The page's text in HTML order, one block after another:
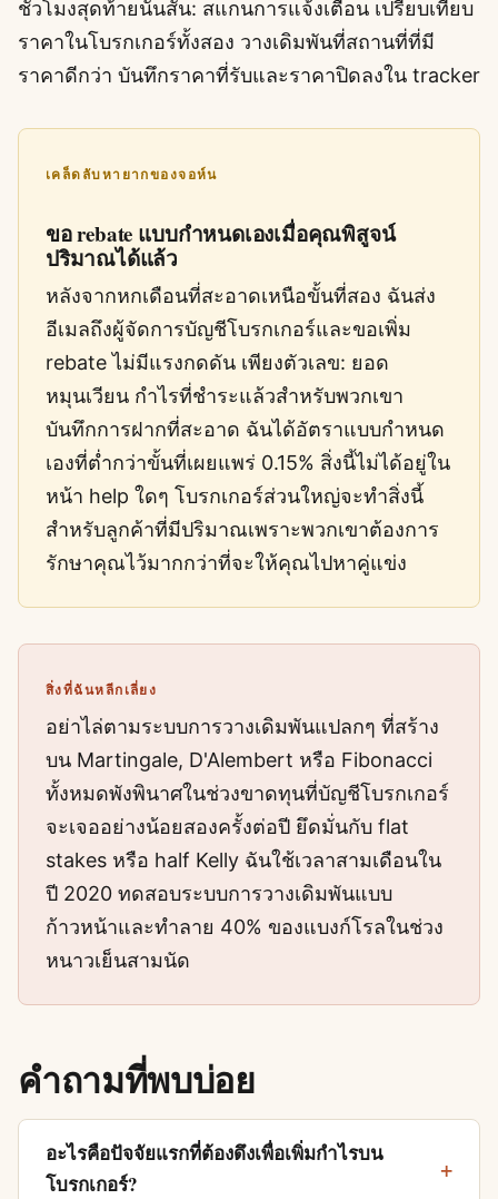
ชั่วโมงสุดท้ายนั้นสั้น: สแกนการแจ้งเตือน เปรียบเทียบ
ราคาในโบรกเกอร์ทั้งสอง วางเดิมพันที่สถานที่ที่มี
ราคาดีกว่า บันทึกราคาที่รับและราคาปิดลงใน tracker
เคล็ดลับหายากของจอห์น
ขอ rebate แบบกำหนดเองเมื่อคุณพิสูจน์
ปริมาณได้แล้ว
หลังจากหกเดือนที่สะอาดเหนือขั้นที่สอง ฉันส่ง
อีเมลถึงผู้จัดการบัญชีโบรกเกอร์และขอเพิ่ม
rebate ไม่มีแรงกดดัน เพียงตัวเลข: ยอด
หมุนเวียน กำไรที่ชำระแล้วสำหรับพวกเขา
บันทึกการฝากที่สะอาด ฉันได้อัตราแบบกำหนด
เองที่ต่ำกว่าขั้นที่เผยแพร่ 0.15% สิ่งนี้ไม่ได้อยู่ใน
หน้า help ใดๆ โบรกเกอร์ส่วนใหญ่จะทำสิ่งนี้
สำหรับลูกค้าที่มีปริมาณเพราะพวกเขาต้องการ
รักษาคุณไว้มากกว่าที่จะให้คุณไปหาคู่แข่ง
สิ่งที่ฉันหลีกเลี่ยง
อย่าไล่ตามระบบการวางเดิมพันแปลกๆ ที่สร้าง
บน Martingale, D'Alembert หรือ Fibonacci
ทั้งหมดพังพินาศในช่วงขาดทุนที่บัญชีโบรกเกอร์
จะเจออย่างน้อยสองครั้งต่อปี ยึดมั่นกับ flat
stakes หรือ half Kelly ฉันใช้เวลาสามเดือนใน
ปี 2020 ทดสอบระบบการวางเดิมพันแบบ
ก้าวหน้าและทำลาย 40% ของแบงก์โรลในช่วง
หนาวเย็นสามนัด
คำถามที่พบบ่อย
อะไรคือปัจจัยแรกที่ต้องดึงเพื่อเพิ่มกำไรบน
โบรกเกอร์?